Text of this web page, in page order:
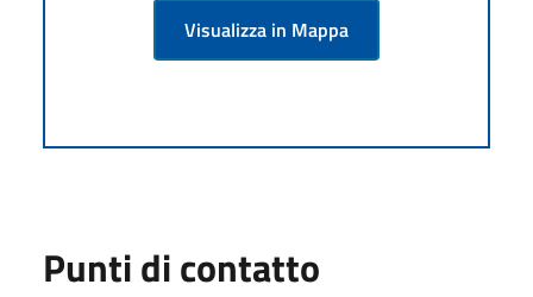
Visualizza in Mappa
Punti di contatto